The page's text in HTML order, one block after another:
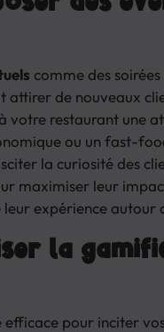
comme des
attirer de nouveaux
votre restaurant une
ou un fast-
la curiosité des
maximiser leur
expérience autour
la
efficace pour inciter